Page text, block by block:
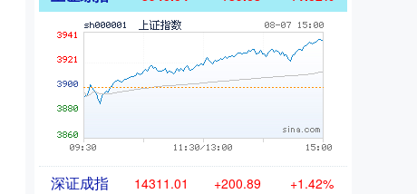
深证成指 14311.01 +200.89 +1.42%